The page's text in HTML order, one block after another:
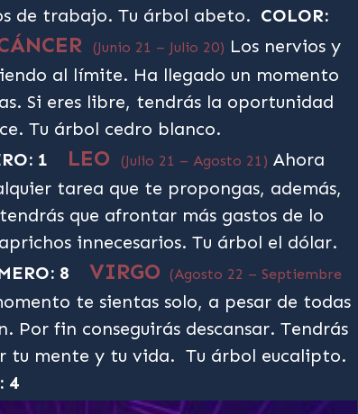
de trabajo. Tu árbol abeto. COLOR:
(Junio 21 – Julio 20) Los nervios y
al límite. Ha llegado un momento
Si eres libre, tendrás la oportunidad
Tu árbol cedro blanco.
1 LEO (Julio 21 – Agosto 21) Ahora
tarea que te propongas, además,
que afrontar más gastos de lo
innecesarios. Tu árbol el dólar.
8 VIRGO (Agosto 22 – Septiembre
te sientas solo, a pesar de todas
Por fin conseguirás descansar. Tendrás
tu mente y tu vida. Tu árbol eucalipto.
4